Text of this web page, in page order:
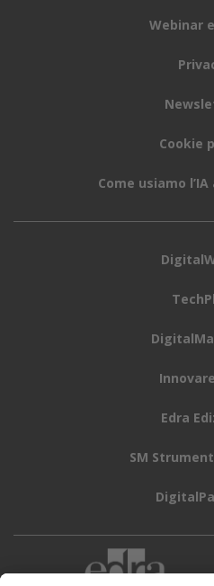
Webinar
Cookie
Come usiamo
Edra
SM